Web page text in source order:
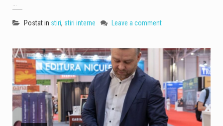
...
Postat in stiri, stiri interne Leave a comment